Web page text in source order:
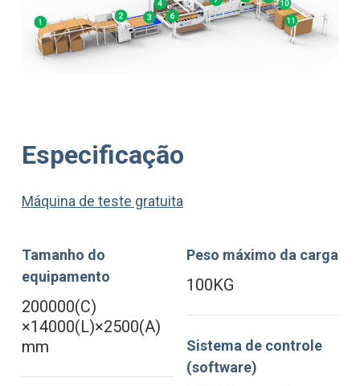
Especificação
Máquina de teste gratuita
Tamanho do
equipamento
200000(C)
×14000(L)×2500(A)
mm
Peso máximo da carga
100KG
Sistema de controle
(software)